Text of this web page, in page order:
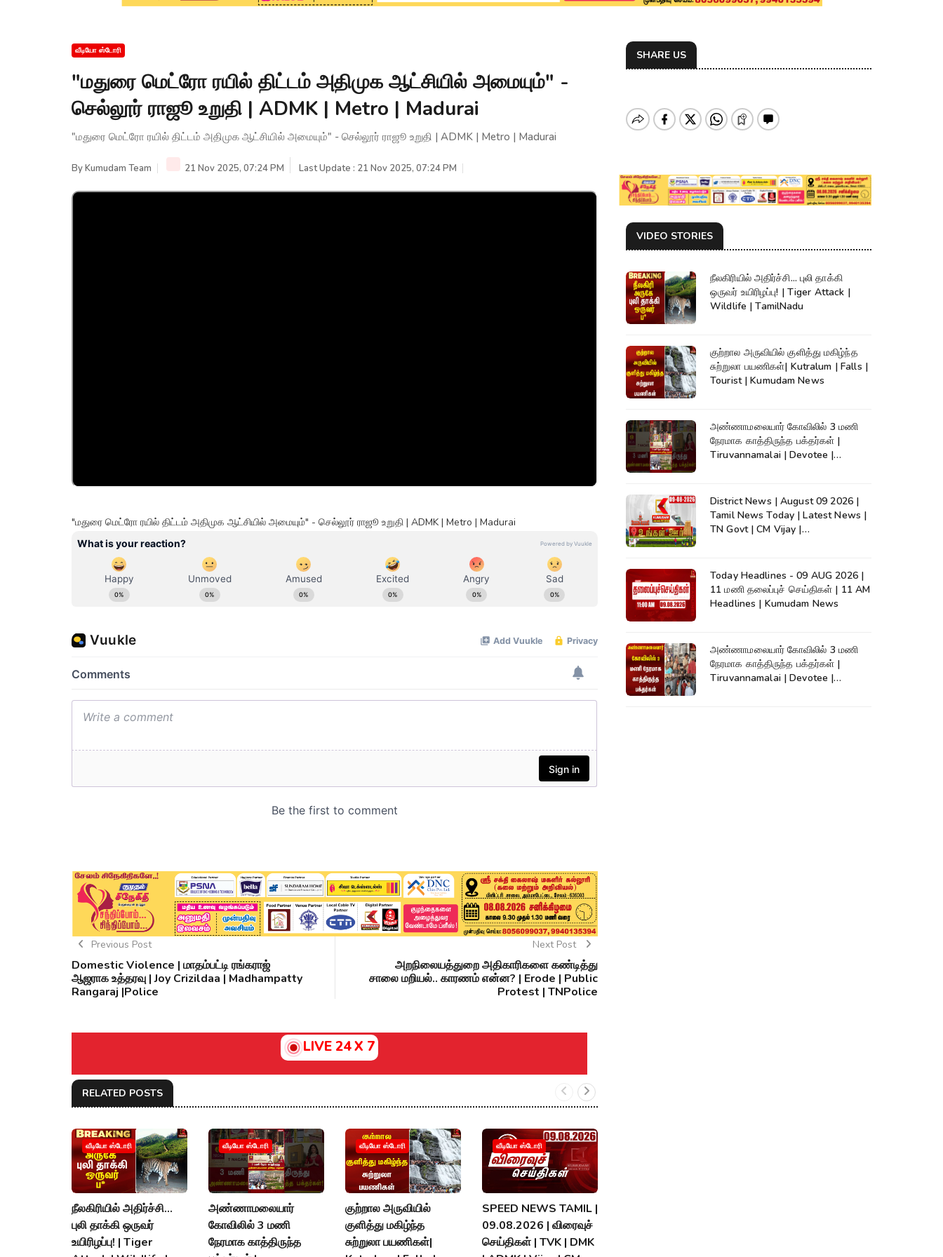
வீடியோ ஸ்டோரி
"மதுரை மெட்ரோ ரயில் திட்டம் அதிமுக ஆட்சியில் அமையும்" -
செல்லூர் ராஜூ உறுதி | ADMK | Metro | Madurai
"மதுரை மெட்ரோ ரயில் திட்டம் அதிமுக ஆட்சியில் அமையும்" - செல்லூர் ராஜூ உறுதி | ADMK | Metro | Madurai
ByKumudam Team 21 Nov 2025, 07:24 PM Last Update : 21 Nov 2025, 07:24 PM
"மதுரை மெட்ரோ ரயில் திட்டம் அதிமுக ஆட்சியில் அமையும்" - செல்லூர் ராஜூ உறுதி | ADMK | Metro | Madurai
Previous Post
Domestic Violence | மாதம்பட்டி ரங்கராஜ்
ஆஜராக உத்தரவு | Joy Crizildaa | Madhampatty
Rangaraj |Police
Next Post
அறநிலையத்துறை அதிகாரிகளை கண்டித்து
சாலை மறியல்.. காரணம் என்ன? | Erode | Public
Protest | TNPolice
LIVE 24 X 7
RELATED POSTS
வீடியோ ஸ்டோரி
நீலகிரியில் அதிர்ச்சி...
புலி தாக்கி ஒருவர்
உயிரிழப்பு! | Tiger
வீடியோ ஸ்டோரி
அண்ணாமலையார்
கோவிலில் 3 மணி
நேரமாக காத்திருந்த
வீடியோ ஸ்டோரி
குற்றால அருவியில்
குளித்து மகிழ்ந்த
சுற்றுலா பயணிகள்|
வீடியோ ஸ்டோரி
SPEED NEWS TAMIL |
09.08.2026 | விரைவுச்
செய்திகள் | TVK | DMK
SHARE US
VIDEO STORIES
நீலகிரியில் அதிர்ச்சி... புலி தாக்கி
ஒருவர் உயிரிழப்பு! | Tiger Attack |
Wildlife | TamilNadu
குற்றால அருவியில் குளித்து மகிழ்ந்த
சுற்றுலா பயணிகள்| Kutralum | Falls |
Tourist | Kumudam News
அண்ணாமலையார் கோவிலில் 3 மணி
நேரமாக காத்திருந்த பக்தர்கள் |
Tiruvannamalai | Devotee |
District News | August 09 2026 |
Tamil News Today | Latest News |
TN Govt | CM Vijay |
Today Headlines - 09 AUG 2026 |
11 மணி தலைப்புச் செய்திகள் | 11 AM
Headlines | Kumudam News
அண்ணாமலையார் கோவிலில் 3 மணி
நேரமாக காத்திருந்த பக்தர்கள் |
Tiruvannamalai | Devotee |